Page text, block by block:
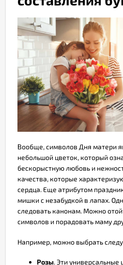
Вообще, символов Дня матери
небольшой цветок, который
бескорыстную любовь и
качества, которые
сердца. Еще атрибутом
мишки с незабудкой в лапах.
следовать канонам. Можно
символов и порадовать маму
Например, можно выбрать
Розы. Эти универсальные